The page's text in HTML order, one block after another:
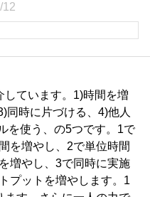
12
ています。1)時間を増
同時に片づける、4)他人
を使う、の5つです。1で
を増やし、2で単位時間
増やし、3で同時に実施
プットを増やします。1